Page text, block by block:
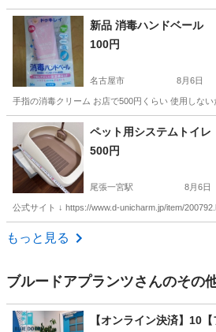
愛知 名古屋市 鶴舞駅 洗濯用品
新品 消毒ハンドベール
100円
名古屋市 8月6日
手指の消毒クリーム お店で500円くらい 使用しない
愛知 名古屋市 その他 ベール
ペット用システムトイレ
500円
尾張一宮駅 8月6日
公式サイト ↓ https://www.d-unicharm.jp/item/
愛知 一宮市
もっと見る
ブルードアプランツさんのその
【オンライン決済】10